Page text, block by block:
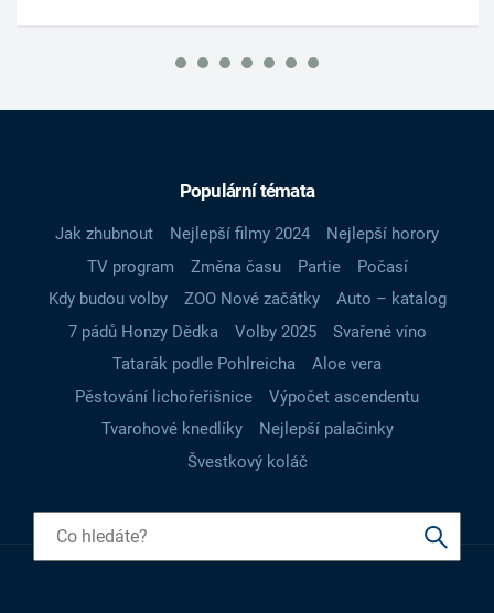
Populární témata
Jak zhubnout Nejlepší filmy 2024
Nejlepší horory
TV program
Změna času Partie
Počasí
Kdy budou volby
ZOO Nové začátky
Auto – katalog
7 pádů Honzy Dědka
Volby 2025
Svařené víno
Tatarák podle Pohlreicha
Aloe vera
Pěstování lichořeřišnice
Výpočet ascendentu
Tvarohové knedlíky
Nejlepší palačinky
Švestkový koláč